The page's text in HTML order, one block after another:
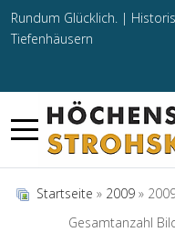
Rundum Glücklich. |
Tiefenhäusern
Startseite » 2009 »
Gesamtanzahl